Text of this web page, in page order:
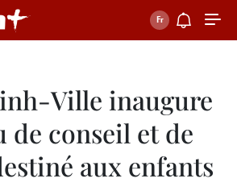
Ville inaugure
de conseil et de
aux enfants